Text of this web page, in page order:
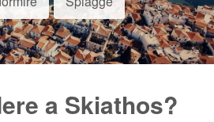
a Skiathos?